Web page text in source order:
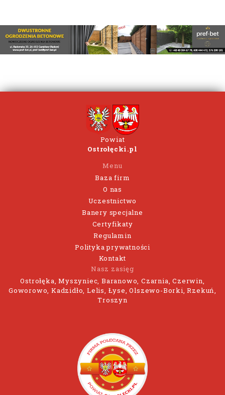
Powiat
Ostrołęcki.pl
Menu
Baza firm
O nas
Uczestnictwo
Banery specjalne
Certyfikaty
Regulamin
Polityka prywatności
Kontakt
Nasz zasięg
Ostrołęka, Myszyniec, Baranowo, Czarnia, Czerwin,
Goworowo, Kadzidło, Lelis, Łyse, Olszewo-Borki, Rzekuń,
Troszyn